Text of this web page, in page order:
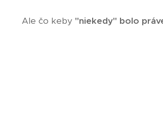
Ale čo keby "niekedy" bolo